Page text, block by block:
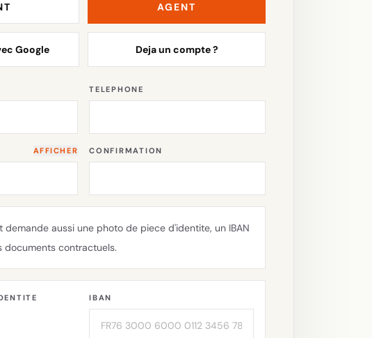
AGENT
Google Deja un compte ?
TELEPHONE
AFFICHER CONFIRMATION
demande aussi une photo de piece d'identite, un IBAN
documents contractuels.
IBAN